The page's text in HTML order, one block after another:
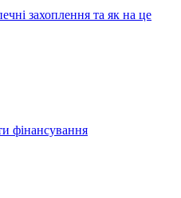
захоплення та як на це
фінансування